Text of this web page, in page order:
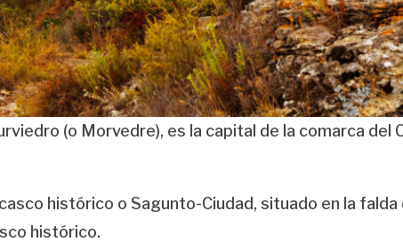
(o Morvedre), es la capital de la comarca del
histórico o Sagunto-Ciudad, situado en la
histórico.